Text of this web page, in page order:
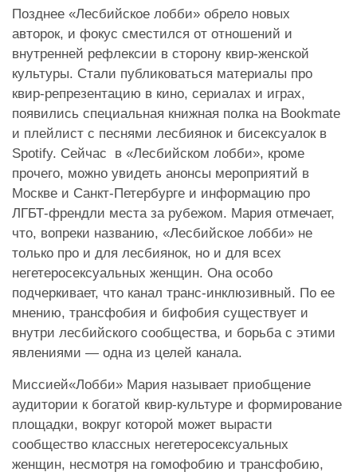
Позднее «Лесбийское лобби» обрело новых
авторок, и фокус сместился от отношений и
внутренней рефлексии в сторону квир-женской
культуры. Стали публиковаться материалы про
квир-репрезентацию в кино, сериалах и играх,
появились специальная книжная полка на Bookmate
и плейлист с песнями лесбиянок и бисексуалок в
Spotify. Сейчас в «Лесбийском лобби», кроме
прочего, можно увидеть анонсы мероприятий в
Москве и Санкт-Петербурге и информацию про
ЛГБТ-френдли места за рубежом. Мария отмечает,
что, вопреки названию, «Лесбийское лобби» не
только про и для лесбиянок, но и для всех
негетеросексуальных женщин. Она особо
подчеркивает, что канал транс-инклюзивный. По ее
мнению, трансфобия и бифобия существует и
внутри лесбийского сообщества, и борьба с этими
явлениями — одна из целей канала.
Миссией«Лобби» Мария называет приобщение
аудитории к богатой квир-культуре и формирование
площадки, вокруг которой может вырасти
сообщество классных негетеросексуальных
женщин, несмотря на гомофобию и трансфобию,